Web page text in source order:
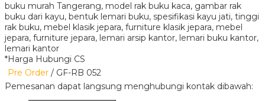
*Harga Hubungi CS
Pre Order / GF-RB 052
Pemesanan dapat langsung menghubungi kontak dibawah: